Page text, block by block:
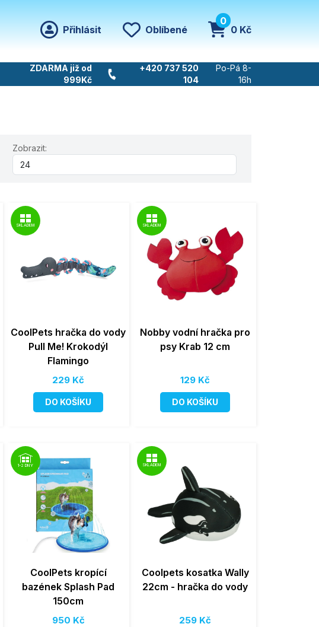
Přihlásit Oblíbené
0
0 Kč
ZDARMA již od
999Kč
+420 737 520
104
Po-Pá 8-
16h
Zobrazit:
SKLADEM
CoolPets hračka do vody
Pull Me! Krokodýl
Flamingo
229 Kč
DO KOŠÍKU
SKLADEM
Nobby vodní hračka pro
psy Krab 12 cm
129 Kč
DO KOŠÍKU
1-2 DNY
CoolPets kropící
bazének Splash Pad
150cm
950 Kč
SKLADEM
Coolpets kosatka Wally
22cm - hračka do vody
259 Kč